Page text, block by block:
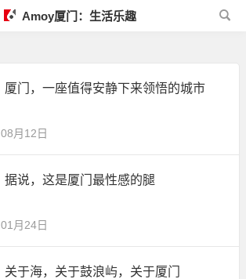
Amoy厦门：生活乐趣
厦门，一座值得安静下来领悟的城市
08月12日
据说，这是厦门最性感的腿
01月24日
关于海，关于鼓浪屿，关于厦门